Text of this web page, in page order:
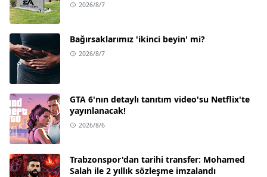
2026/8/7
Bağırsaklarımız 'ikinci beyin' mi?
2026/8/7
GTA 6'nın detaylı tanıtım video'su Netflix'te
yayınlanacak!
2026/8/6
Trabzonspor'dan tarihi transfer: Mohamed
Salah ile 2 yıllık sözleşme imzalandı